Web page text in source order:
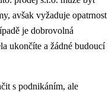
avšak vyžaduje opatrnost
je dobrovolná
ukončíte a žádné budoucí
s podnikáním, ale